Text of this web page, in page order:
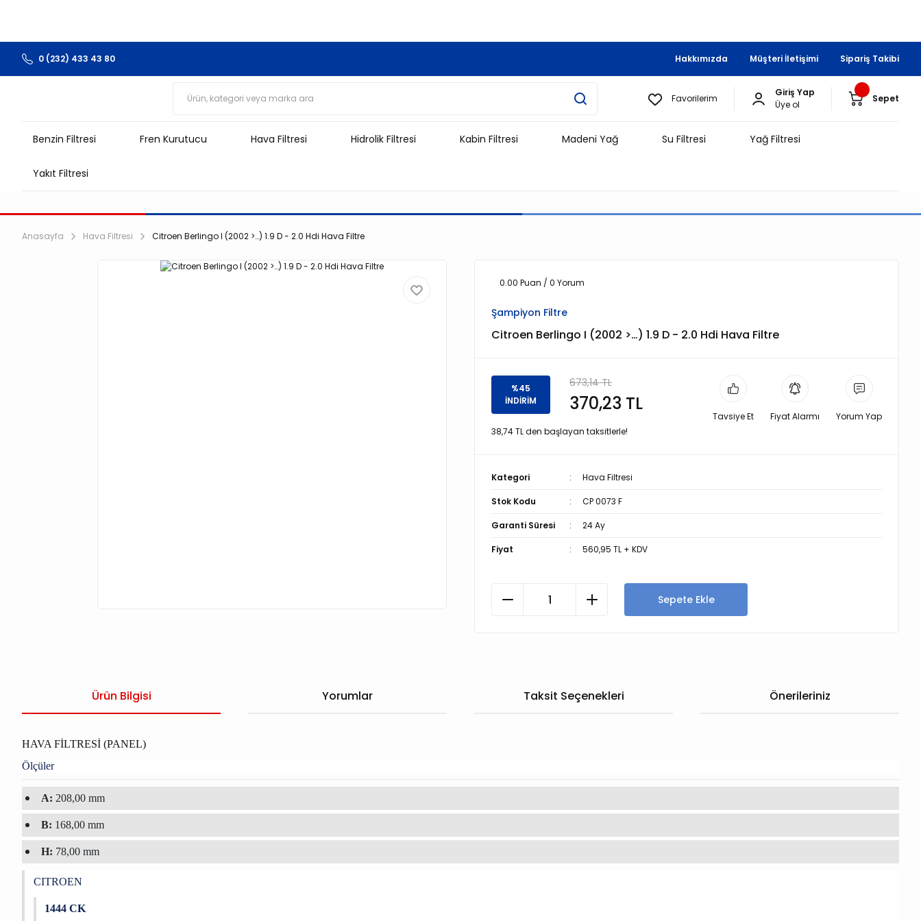
0 (232) 433 43 80 Hakkımızda Müşteri İletişimi Sipariş Takibi
Favorilerim
Giriş Yap
Üye ol
Sepet
Benzin Filtresi Fren Kurutucu Hava Filtresi Hidrolik Filtresi Kabin Filtresi Madeni Yağ Su Filtresi Yağ Filtresi
Yakıt Filtresi
Anasayfa Hava Filtresi Citroen Berlingo I (2002 >…) 1.9 D - 2.0 Hdi Hava Filtre
0.00 Puan / 0 Yorum
Şampiyon Filtre
Citroen Berlingo I (2002 >…) 1.9 D - 2.0 Hdi Hava Filtre
%45
İNDİRİM
673,14 TL
370,23 TL
38,74 TL den başlayan taksitlerle!
Tavsiye Et Fiyat Alarmı Yorum Yap
Kategori Hava Filtresi
Stok Kodu CP 0073 F
Garanti Süresi 24 Ay
Fiyat 560,95 TL + KDV
Sepete Ekle
Ürün Bilgisi Yorumlar Taksit Seçenekleri Önerileriniz
HAVA FİLTRESİ (PANEL)
Ölçüler
A: 208,00 mm
B: 168,00 mm
H: 78,00 mm
CITROEN
1444 CK